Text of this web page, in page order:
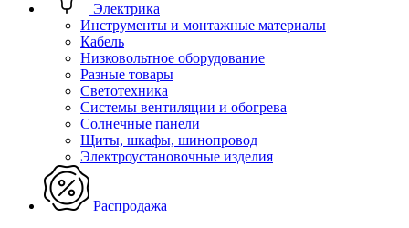
Электрика
Инструменты и монтажные материалы
Кабель
Низковольтное оборудование
Разные товары
Светотехника
Системы вентиляции и обогрева
Солнечные панели
Щиты, шкафы, шинопровод
Электроустановочные изделия
Распродажа